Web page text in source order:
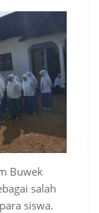
Buwek
salah
siswa.